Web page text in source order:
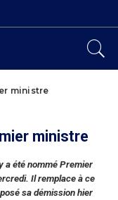
ministre
ministre
a été nommé Premier
Il remplace à ce
sa démission hier